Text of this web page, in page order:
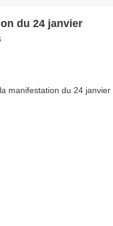
du 24 janvier